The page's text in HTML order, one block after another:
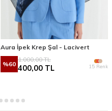
Aura İpek Krep Şal - Lacivert
%60
1.000,00TL
400,00 TL 15 Renk